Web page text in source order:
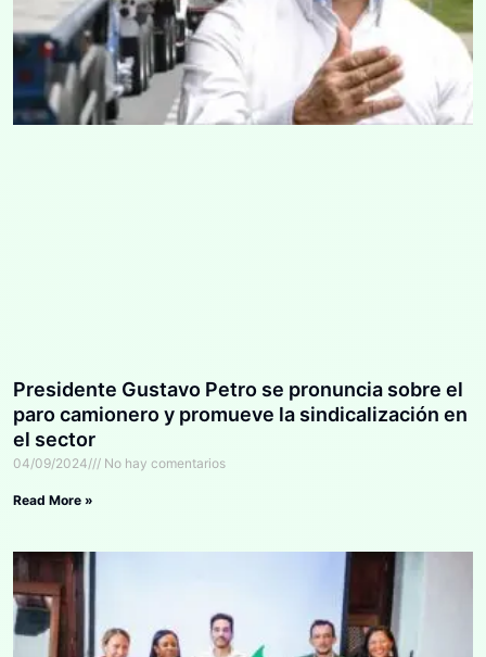
Presidente Gustavo Petro se pronuncia sobre el
paro camionero y promueve la sindicalización en
el sector
04/09/2024 No hay comentarios
Read More »